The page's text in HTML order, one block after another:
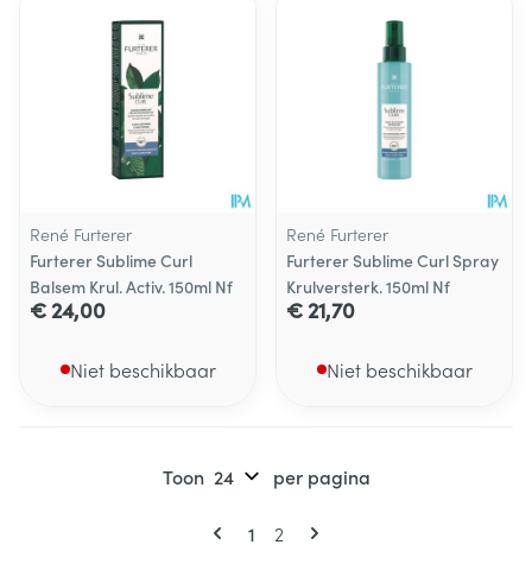
René Furterer
Furterer Sublime Curl
Balsem Krul. Activ. 150ml Nf
€ 24,00
Niet beschikbaar
René Furterer
Furterer Sublime Curl Spray
Krulversterk. 150ml Nf
€ 21,70
Niet beschikbaar
Pagina's
U lees momenteel pagina
1 Pagina
2
Toon per pagina